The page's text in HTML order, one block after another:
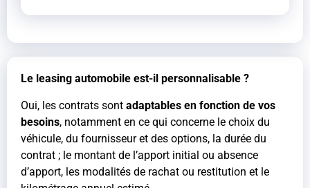
Le leasing automobile est-il personnalisable ?
Oui, les contrats sont adaptables en fonction de vos
besoins, notamment en ce qui concerne le choix du
véhicule, du fournisseur et des options, la durée du
contrat ; le montant de l’apport initial ou absence
d’apport, les modalités de rachat ou restitution et le